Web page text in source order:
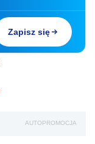
Zapisz się
AUTOPROMOCJA